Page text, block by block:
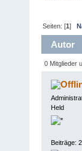
Seiten: [1]
Autor
0 Mitglieder
Held
Beiträge: